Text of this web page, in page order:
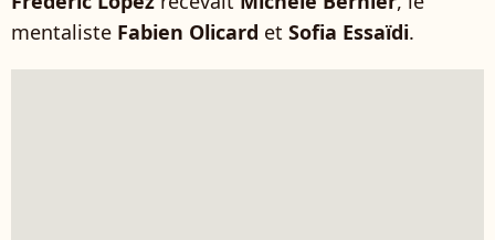
mentaliste Fabien Olicard et Sofia Essaïdi.